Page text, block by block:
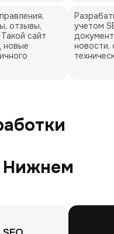
отзывы,
сайт
новые
учетом
новости,
Нижнем